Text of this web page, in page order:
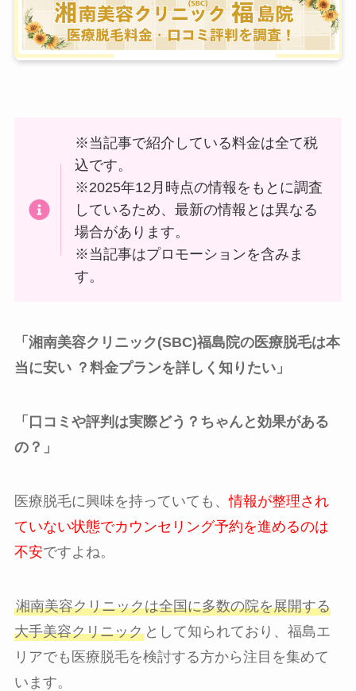
※当記事で紹介している料金は全て税
込です。
※2025年12月時点の情報をもとに調査
しているため、最新の情報とは異なる
場合があります。
※当記事はプロモーションを含みま
す。
「湘南美容クリニック(SBC)福島院の医療脱毛は本
当に安い ？料金プランを詳しく知りたい」
「口コミや評判は実際どう？ちゃんと効果がある
の？」
医療脱毛に興味を持っていても、情報が整理され
ていない状態でカウンセリング予約を進めるのは
不安ですよね。
湘南美容クリニックは全国に多数の院を展開する
大手美容クリニックとして知られており、福島エ
リアでも医療脱毛を検討する方から注目を集めて
います。